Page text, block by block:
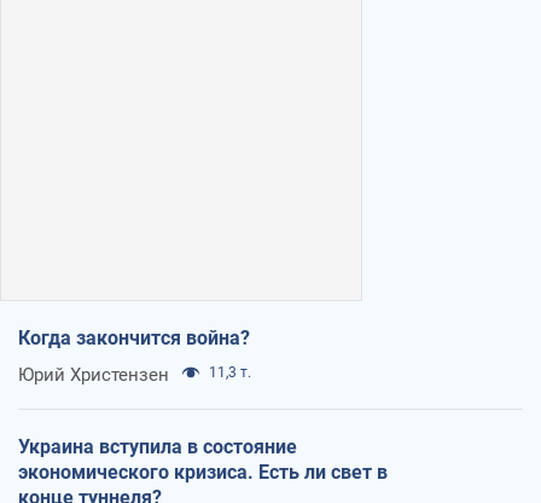
Когда закончится война?
Юрий Христензен 11,3 т.
Украина вступила в состояние
экономического кризиса. Есть ли свет в
конце туннеля?